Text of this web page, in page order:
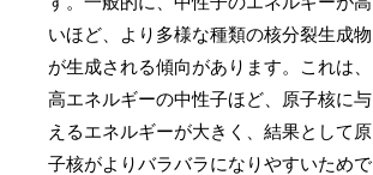
いほど、より多様な種類の核分裂生成物
が生成される傾向があります。これは、
高エネルギーの中性子ほど、原子核に与
えるエネルギーが大きく、結果として原
子核がよりバラバラになりやすいためで